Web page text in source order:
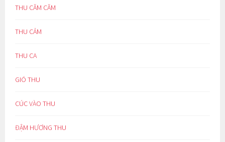
THU CĂM CĂM
THU CẢM
THU CA
GIÓ THU
CÚC VÀO THU
ĐẬM HƯƠNG THU